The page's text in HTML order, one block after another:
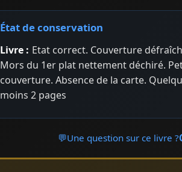
État de conservation
Livre : Etat correct. Couverture
Mors du 1er plat nettement déchiré.
couverture. Absence de la carte.
moins 2 pages
💬Une question sur ce livre ?